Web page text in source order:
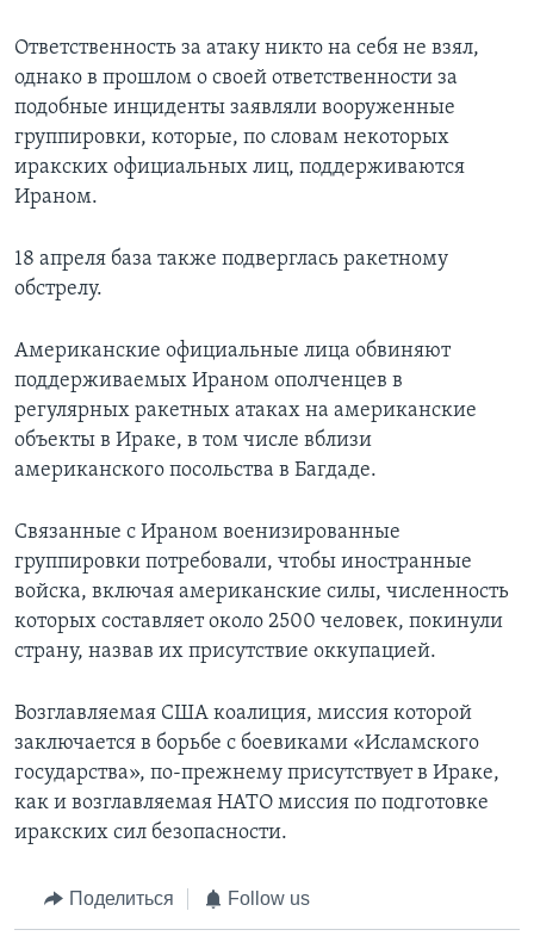
Ответственность за атаку никто на себя не взял,
однако в прошлом о своей ответственности за
подобные инциденты заявляли вооруженные
группировки, которые, по словам некоторых
иракских официальных лиц, поддерживаются
Ираном.
18 апреля база также подверглась ракетному
обстрелу.
Американские официальные лица обвиняют
поддерживаемых Ираном ополченцев в
регулярных ракетных атаках на американские
объекты в Ираке, в том числе вблизи
американского посольства в Багдаде.
Связанные с Ираном военизированные
группировки потребовали, чтобы иностранные
войска, включая американские силы, численность
которых составляет около 2500 человек, покинули
страну, назвав их присутствие оккупацией.
Возглавляемая США коалиция, миссия которой
заключается в борьбе с боевиками «Исламского
государства», по-прежнему присутствует в Ираке,
как и возглавляемая НАТО миссия по подготовке
иракских сил безопасности.
Поделиться Follow us